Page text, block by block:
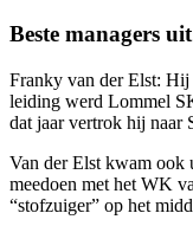
Beste managers
Franky van der Elst: Hij
leiding werd Lommel
dat jaar vertrok hij naar
Van der Elst kwam
meedoen met het WK
“stofzuiger” op het